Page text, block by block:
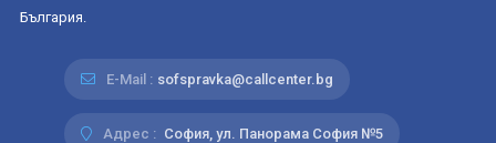
България.
E-Mail : sofspravka@callcenter.bg
Адрес : София, ул. Панорама София №5